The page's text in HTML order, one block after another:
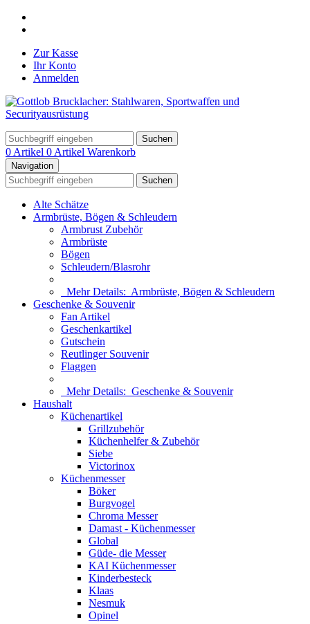
Zur Kasse
Ihr Konto
Anmelden
Suchen
0 Artikel 0 Artikel Warenkorb
Navigation
Suchen
Alte Schätze
Armbrüste, Bögen & Schleudern
Armbrust Zubehör
Armbrüste
Bögen
Schleudern/Blasrohr
Mehr Details: Armbrüste, Bögen & Schleudern
Geschenke & Souvenir
Fan Artikel
Geschenkartikel
Gutschein
Reutlinger Souvenir
Flaggen
Mehr Details: Geschenke & Souvenir
Haushalt
Küchenartikel
Grillzubehör
Küchenhelfer & Zubehör
Siebe
Victorinox
Küchenmesser
Böker
Burgvogel
Chroma Messer
Damast - Küchenmesser
Global
Güde- die Messer
KAI Küchenmesser
Kinderbesteck
Klaas
Nesmuk
Opinel